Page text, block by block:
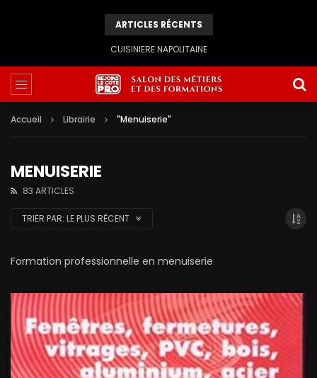
ARTICLES RÉCENTS
CUISINIERE NAPOLITAINE
Accueil Librairie "Menuiserie"
MENUISERIE
83 ARTICLES
TRIER PAR: LE PLUS RÉCENT
Formation professionnelle en menuiserie